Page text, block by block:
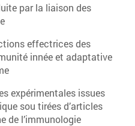
par la liaison des
effectrices des
innée et adaptative
expérimentales issues
sou tirées d’articles
de l’immunologie